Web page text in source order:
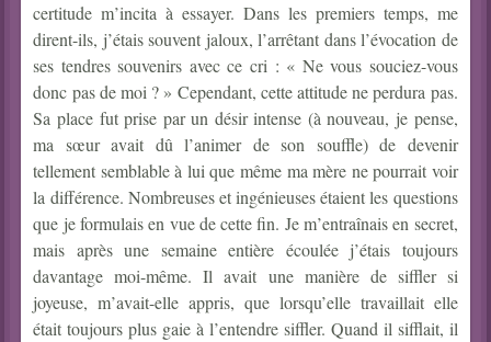
certitude m’incita à essayer. Dans les premiers temps, me
dirent-ils, j’étais souvent jaloux, l’arrêtant dans l’évocation de
ses tendres souvenirs avec ce cri : « Ne vous souciez-vous
donc pas de moi ? » Cependant, cette attitude ne perdura pas.
Sa place fut prise par un désir intense (à nouveau, je pense,
ma sœur avait dû l’animer de son souffle) de devenir
tellement semblable à lui que même ma mère ne pourrait voir
la différence. Nombreuses et ingénieuses étaient les questions
que je formulais en vue de cette fin. Je m’entraînais en secret,
mais après une semaine entière écoulée j’étais toujours
davantage moi-même. Il avait une manière de siffler si
joyeuse, m’avait-elle appris, que lorsqu’elle travaillait elle
était toujours plus gaie à l’entendre siffler. Quand il sifflait, il